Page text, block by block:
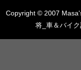
Copyright © 2007
将_車＆バイ